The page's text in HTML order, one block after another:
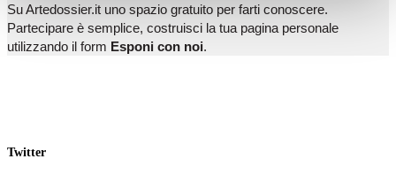
Su Artedossier.it uno spazio gratuito per farti conoscere.
Partecipare è semplice, costruisci la tua pagina personale
utilizzando il form Esponi con noi.
Twitter